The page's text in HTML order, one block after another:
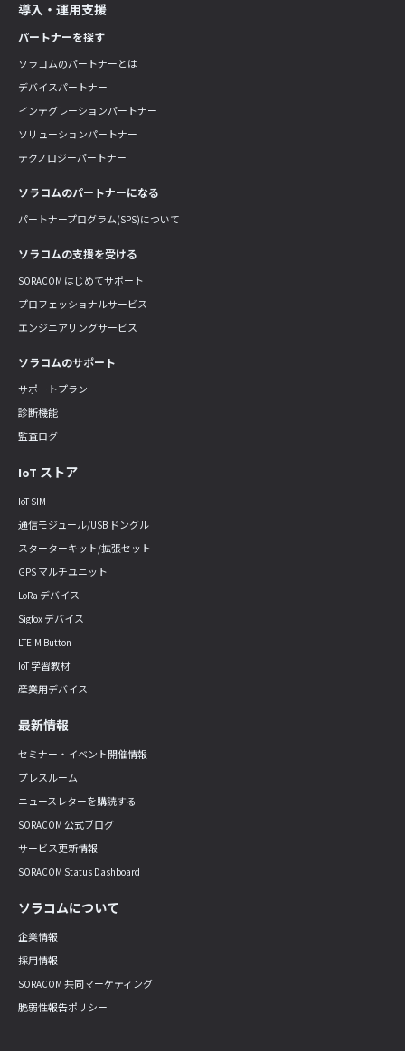
導入・運用支援
パートナーを探す
ソラコムのパートナーとは
デバイスパートナー
インテグレーションパートナー
ソリューションパートナー
テクノロジーパートナー
ソラコムのパートナーになる
パートナープログラム(SPS)について
ソラコムの支援を受ける
SORACOM はじめてサポート
プロフェッショナルサービス
エンジニアリングサービス
ソラコムのサポート
サポートプラン
診断機能
監査ログ
IoT ストア
IoT SIM
通信モジュール/USB ドングル
スターターキット/拡張セット
GPS マルチユニット
LoRa デバイス
Sigfox デバイス
LTE-M Button
IoT 学習教材
産業用デバイス
最新情報
セミナー・イベント開催情報
プレスルーム
ニュースレターを購読する
SORACOM 公式ブログ
サービス更新情報
SORACOM Status Dashboard
ソラコムについて
企業情報
採用情報
SORACOM 共同マーケティング
脆弱性報告ポリシー